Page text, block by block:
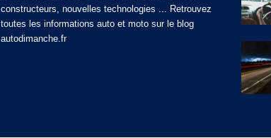
constructeurs, nouvelles technologies ... Retrouvez
toutes les informations auto et moto sur le blog
autodimanche.fr